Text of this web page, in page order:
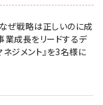
代 (1623)
(1277)
(1167)
ぜ戦略は正しいのに成
業成長をリードするデ
ネジメント』を3名様に